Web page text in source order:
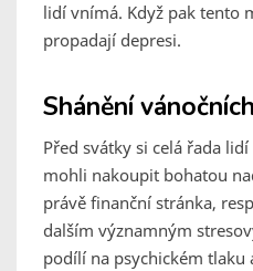
lidí vnímá. Když pak tento
propadají depresi.
Shánění
Před svátky si celá řada
mohli nakoupit bohatou
právě finanční stránka,
dalším významným
podílí na psychickém tlaku